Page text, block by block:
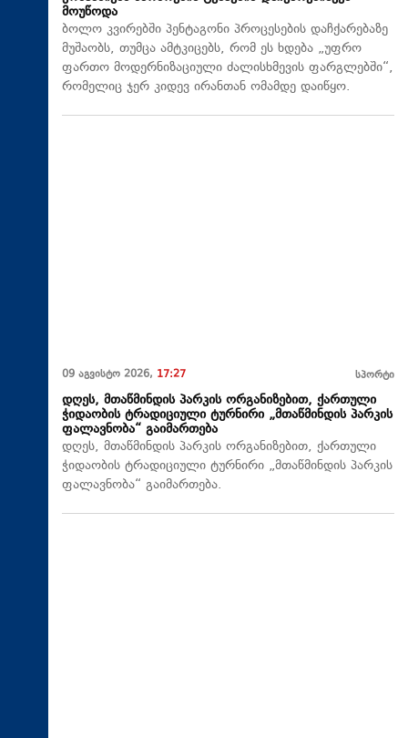
მოუწოდა
ბოლო კვირებში პენტაგონი პროცესების დაჩქარებაზე
მუშაობს, თუმცა ამტკიცებს, რომ ეს ხდება „უფრო
ფართო მოდერნიზაციული ძალისხმევის ფარგლებში“,
რომელიც ჯერ კიდევ ირანთან ომამდე დაიწყო.
09 აგვისტო 2026, 17:27 სპორტი
დღეს, მთაწმინდის პარკის ორგანიზებით, ქართული
ჭიდაობის ტრადიციული ტურნირი „მთაწმინდის პარკის
ფალავნობა“ გაიმართება
დღეს, მთაწმინდის პარკის ორგანიზებით, ქართული
ჭიდაობის ტრადიციული ტურნირი „მთაწმინდის პარკის
ფალავნობა“ გაიმართება.